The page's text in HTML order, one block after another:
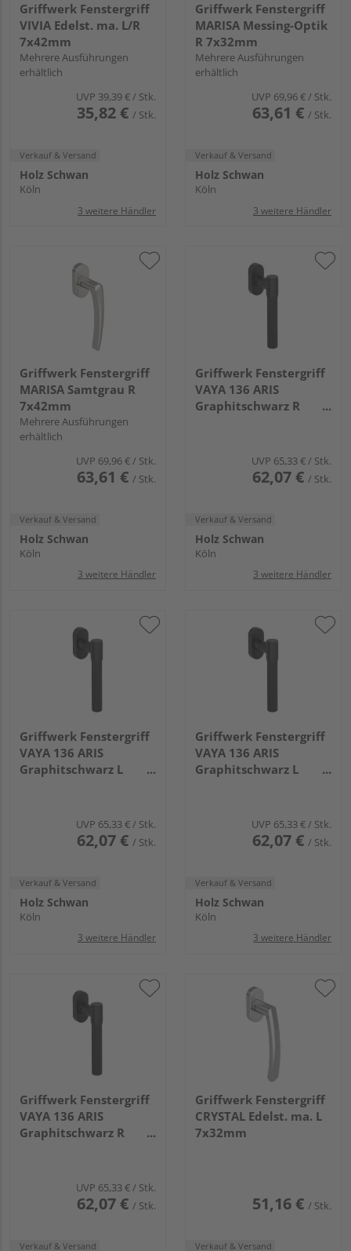
Griffwerk Fenstergriff
VIVIA Edelst. ma. L/R
7x42mm
Mehrere Ausführungen
erhältlich
UVP 39,39 €/ Stk.
35,82 € / Stk.
Verkauf & Versand
Holz Schwan
Köln
3 weitere Händler
Griffwerk Fenstergriff
MARISA Messing-Optik
R 7x32mm
Mehrere Ausführungen
erhältlich
UVP 69,96 €/ Stk.
63,61 € / Stk.
Verkauf & Versand
Holz Schwan
Köln
3 weitere Händler
Griffwerk Fenstergriff
MARISA Samtgrau R
7x42mm
Mehrere Ausführungen
erhältlich
UVP 69,96 €/ Stk.
63,61 € / Stk.
Verkauf & Versand
Holz Schwan
Köln
3 weitere Händler
Griffwerk Fenstergriff
VAYA 136 ARIS
Graphitschwarz R
UVP 65,33 €/ Stk.
62,07 € / Stk.
Verkauf & Versand
Holz Schwan
Köln
3 weitere Händler
Griffwerk Fenstergriff
VAYA 136 ARIS
Graphitschwarz L
UVP 65,33 €/ Stk.
62,07 € / Stk.
Verkauf & Versand
Holz Schwan
Köln
3 weitere Händler
Griffwerk Fenstergriff
VAYA 136 ARIS
Graphitschwarz L
UVP 65,33 €/ Stk.
62,07 € / Stk.
Verkauf & Versand
Holz Schwan
Köln
3 weitere Händler
Griffwerk Fenstergriff
VAYA 136 ARIS
Graphitschwarz R
UVP 65,33 €/ Stk.
62,07 € / Stk.
Verkauf & Versand
Griffwerk Fenstergriff
CRYSTAL Edelst. ma. L
7x32mm
51,16 € / Stk.
Verkauf & Versand